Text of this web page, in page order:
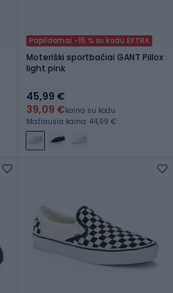
Papildomai -15 % su kodu EXTRA
Moteriški sportbačiai GANT Pillox
light pink
45,99 €
39,09 €kaina su kodu
Mažiausia kaina: 44,99 €